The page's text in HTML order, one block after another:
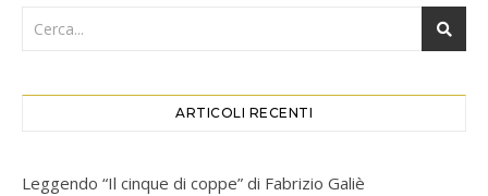
ARTICOLI RECENTI
Leggendo “Il cinque di coppe” di Fabrizio Galiè